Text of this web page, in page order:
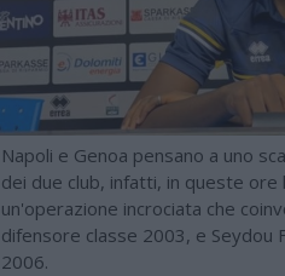
Napoli e Genoa pensano a uno
dei due club, infatti, in queste
un'operazione incrociata che
difensore classe 2003, e Seydou
2006.